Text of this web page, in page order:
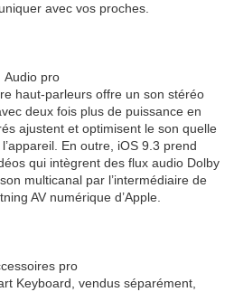
avec vos proches.
Audio pro
haut-parleurs offre un son stéréo
deux fois plus de puissance en
ajustent et optimisent le son quelle
En outre, iOS 9.3 prend
qui intègrent des flux audio Dolby
multicanal par l’intermédiaire de
AV numérique d’Apple.
pro
Keyboard, vendus séparément,